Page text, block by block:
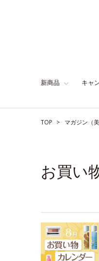
新商品 キャ
TOP マガジン（
お買い